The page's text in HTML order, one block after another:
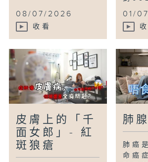
08/07/2026
收看
01/
皮膚上的「千
面女郎」- 紅
斑狼瘡
肺
肺癌
命癌